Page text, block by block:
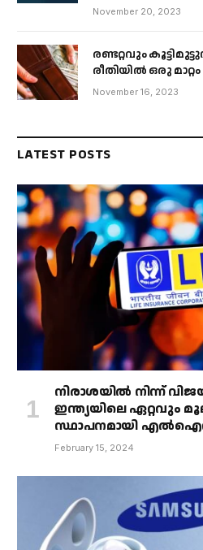
November 20, 2023
രണ്ടറ്റവും
രീതിയിൽ ഒരു
November 16, 2023
LATEST POSTS
നിരാശയിൽ നിന്ന്
ഇന്ത്യയിലെ ഏറ്റവും
സ്ഥാപനമായി
February 15, 2024